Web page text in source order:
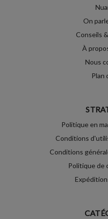
On
Conseils
À
Nous
Plan
Politique en
Conditions
Conditions
Politique de